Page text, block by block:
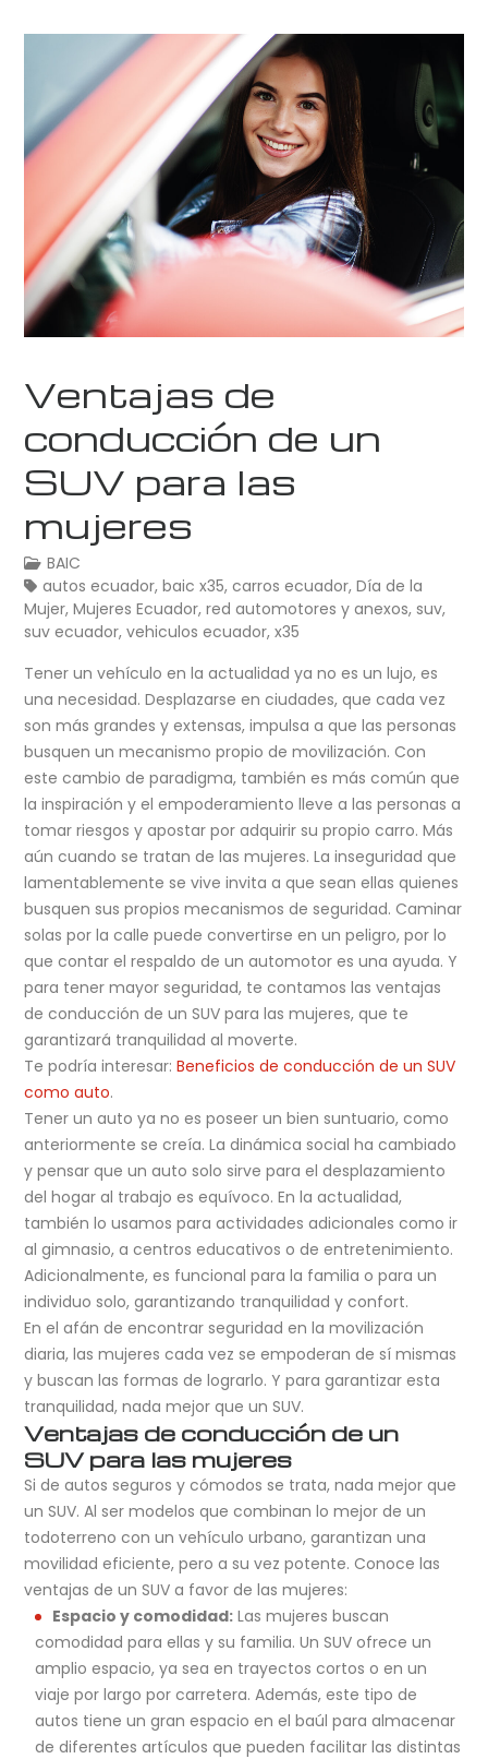
Ventajas de
conducción de un
SUV para las
mujeres
BAIC
autos ecuador,baic x35,carros ecuador,Día de la
Mujer,Mujeres Ecuador,red automotores y anexos,suv,
suv ecuador,vehiculos ecuador,x35
Tener un vehículo en la actualidad ya no es un lujo, es
una necesidad. Desplazarse en ciudades, que cada vez
son más grandes y extensas, impulsa a que las personas
busquen un mecanismo propio de movilización. Con
este cambio de paradigma, también es más común que
la inspiración y el empoderamiento lleve a las personas a
tomar riesgos y apostar por adquirir su propio carro. Más
aún cuando se tratan de las mujeres. La inseguridad que
lamentablemente se vive invita a que sean ellas quienes
busquen sus propios mecanismos de seguridad. Caminar
solas por la calle puede convertirse en un peligro, por lo
que contar el respaldo de un automotor es una ayuda. Y
para tener mayor seguridad, te contamos las ventajas
de conducción de un SUV para las mujeres, que te
garantizará tranquilidad al moverte.
Te podría interesar:Beneficios de conducción de un SUV
como auto.
Tener un auto ya no es poseer un bien suntuario, como
anteriormente se creía. La dinámica social ha cambiado
y pensar que un auto solo sirve para el desplazamiento
del hogar al trabajo es equívoco. En la actualidad,
también lo usamos para actividades adicionales como ir
al gimnasio, a centros educativos o de entretenimiento.
Adicionalmente, es funcional para la familia o para un
individuo solo, garantizando tranquilidad y confort.
En el afán de encontrar seguridad en la movilización
diaria, las mujeres cada vez se empoderan de sí mismas
y buscan las formas de lograrlo. Y para garantizar esta
tranquilidad, nada mejor que un SUV.
Ventajas de conducción de un
SUV para las mujeres
Si de autos seguros y cómodos se trata, nada mejor que
un SUV. Al ser modelos que combinan lo mejor de un
todoterreno con un vehículo urbano, garantizan una
movilidad eficiente, pero a su vez potente. Conoce las
ventajas de un SUV a favor de las mujeres:
Espacio y comodidad: Las mujeres buscan
comodidad para ellas y su familia. Un SUV ofrece un
amplio espacio, ya sea en trayectos cortos o en un
viaje por largo por carretera. Además, este tipo de
autos tiene un gran espacio en el baúl para almacenar
de diferentes artículos que pueden facilitar las distintas